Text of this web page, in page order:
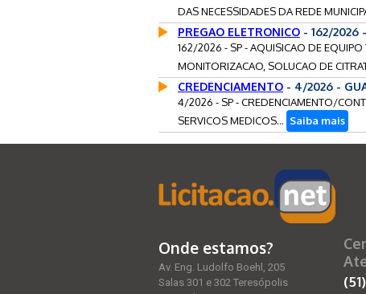
DAS NECESSIDADES DA REDE
PREGAO ELETRONICO - 162/2026
162/2026 - SP - AQUISICAO DE
MONITORIZACAO, SOLUCAO DE
CREDENCIAMENTO - 4/2026 -
4/2026 - SP - CREDENCIAMENTO/
SERVICOS MEDICOS... Saiba mais
Onde estamos?
Av. Eng. Ludolfo Boehl, 205
Salas 301 e 302 Teresópolis
(51)